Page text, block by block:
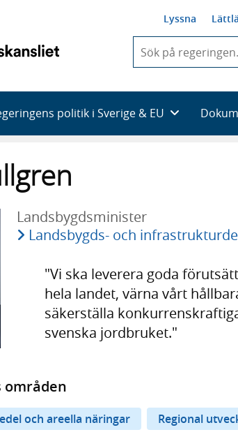
Lyssna
du
skriva
framträder
en
politik i Sverige & EU
Landsbygdsminister
Landsbygds- och
"Vi ska leverera goda
hela landet, värna vårt
säkerställa
svenska jordbruket."
områden
och areella näringar Regional